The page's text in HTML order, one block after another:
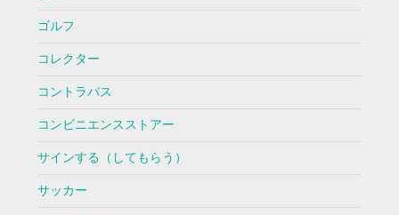
ゴルフ
コレクター
コントラバス
コンビニエンスストアー
サインする（してもらう）
サッカー